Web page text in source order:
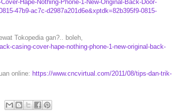
Hape-Nothing-Phone-1-New-Original-Back-Door-
47b9-ac7c-d2987a201d6e&xptdk=82b395f9-0815-
Tokopedia gan?.. boleh,
casing-cover-hape-nothing-phone-1-new-original-back-
online: https://www.cncvirtual.com/2011/08/tips-dan-trik-